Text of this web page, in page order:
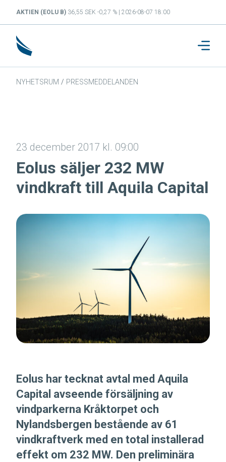
AKTIEN (EOLU B) 36,55 SEK -0,27 % | 2026-08-07 18:00
NYHETSRUM / PRESSMEDDELANDEN
23 december 2017 kl. 09:00
Eolus säljer 232 MW
vindkraft till Aquila Capital
Eolus har tecknat avtal med Aquila
Capital avseende försäljning av
vindparkerna Kråktorpet och
Nylandsbergen bestående av 61
vindkraftverk med en total installerad
effekt om 232 MW. Den preliminära